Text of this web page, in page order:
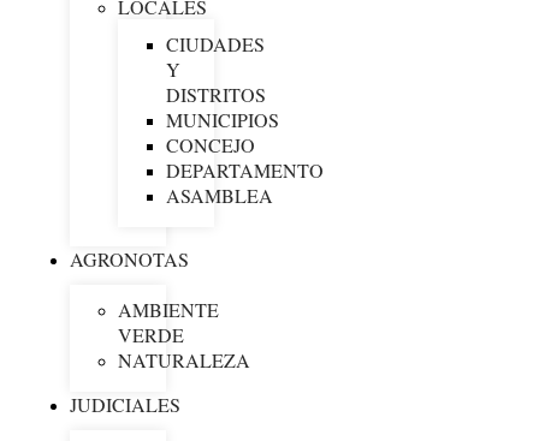
LOCALES
CIUDADES
Y
DISTRITOS
MUNICIPIOS
CONCEJO
DEPARTAMENTO
ASAMBLEA
AGRONOTAS
AMBIENTE
VERDE
NATURALEZA
JUDICIALES